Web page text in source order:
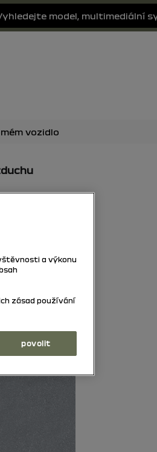
a výkonu
zásad používání
povolit